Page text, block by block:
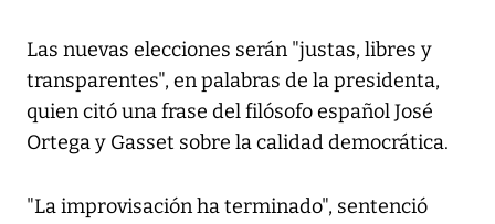
Las nuevas elecciones serán "justas, libres y
transparentes", en palabras de la presidenta,
quien citó una frase del filósofo español José
Ortega y Gasset sobre la calidad democrática.
"La improvisación ha terminado", sentenció